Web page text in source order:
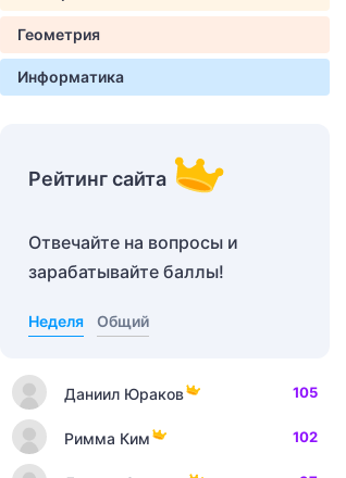
Геометрия
Информатика
Рейтинг сайта
Отвечайте на вопросы и
зарабатывайте баллы!
Неделя Общий
Даниил Юраков 105
Римма Ким 102